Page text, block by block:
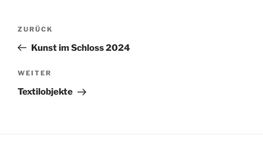
Beitragsnavigation
Vorheriger
Beitrag
ZURÜCK
Kunst im Schloss 2024
Nächster
Beitrag
WEITER
Textilobjekte